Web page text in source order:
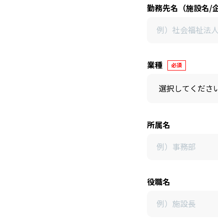
勤務先名（施設名/
業種 必須
所属名
役職名